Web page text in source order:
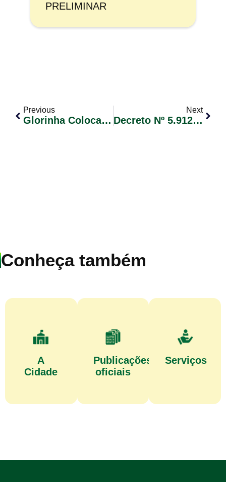
PRELIMINAR
Previous
Glorinha Coloca Primeiro DIU Monitorado Com Ecografia.
Next
Decreto Nº 5.912, De 03 De Janeiro De 2023 – Estabelece As Condições E Restrições De Racionalização E Do Combate Ao Desperdício De Água No Município De Glorinha
Conheça também
A
Cidade
Publicações
oficiais
Serviços